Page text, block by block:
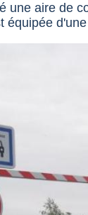
une aire de
équipée